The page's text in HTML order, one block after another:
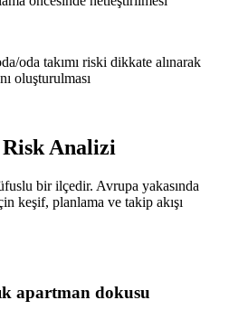
oda takımı riski dikkate alınarak
oluşturulması
Analizi
bir ilçedir. Avrupa yakasında
keşif, planlama ve takip akışı
apartman dokusu